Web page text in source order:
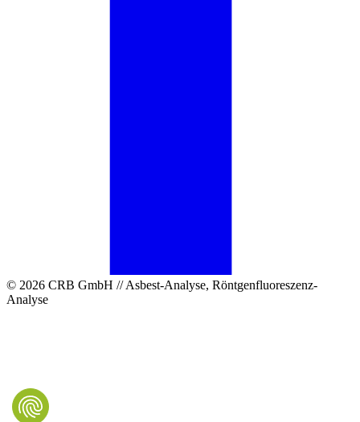
© 2026 CRB GmbH // Asbest-Analyse, Röntgenfluoreszenz-
Analyse